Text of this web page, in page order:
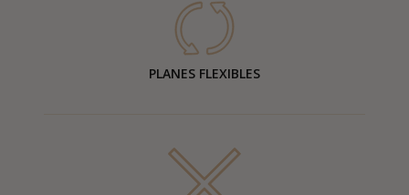
PLANES FLEXIBLES